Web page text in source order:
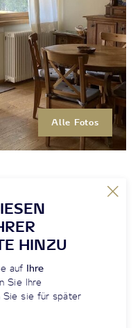
Alle Fotos
HINZU
auf Ihre
Sie Ihre
Sie sie für später